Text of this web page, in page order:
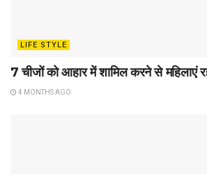
LIFE STYLE
7 चीजों को आहार में शामिल करने से महिलाएं
4 MONTHS AGO